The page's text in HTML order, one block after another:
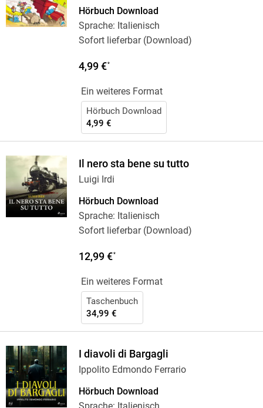
Hörbuch Download
Sprache: Italienisch
Sofort lieferbar (Download)
4,99 €*
Ein weiteres Format
Hörbuch Download
4,99 €
Il nero sta bene su tutto
Luigi Irdi
Hörbuch Download
Sprache: Italienisch
Sofort lieferbar (Download)
12,99 €*
Ein weiteres Format
Taschenbuch
34,99 €
I diavoli di Bargagli
Ippolito Edmondo Ferrario
Hörbuch Download